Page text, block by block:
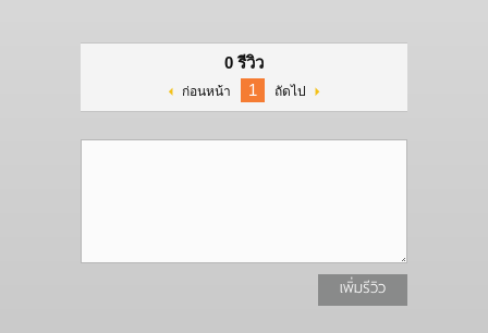
0 รีวิว
ก่อนหน้า 1 ถัดไป
เพิ่มรีวิว